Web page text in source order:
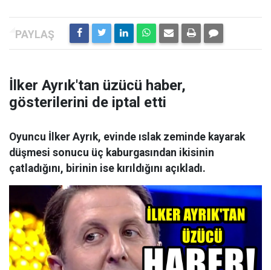
İlker Ayrık'tan üzücü haber,
gösterilerini de iptal etti
Oyuncu İlker Ayrık, evinde ıslak zeminde kayarak
düşmesi sonucu üç kaburgasından ikisinin
çatladığını, birinin ise kırıldığını açıkladı.